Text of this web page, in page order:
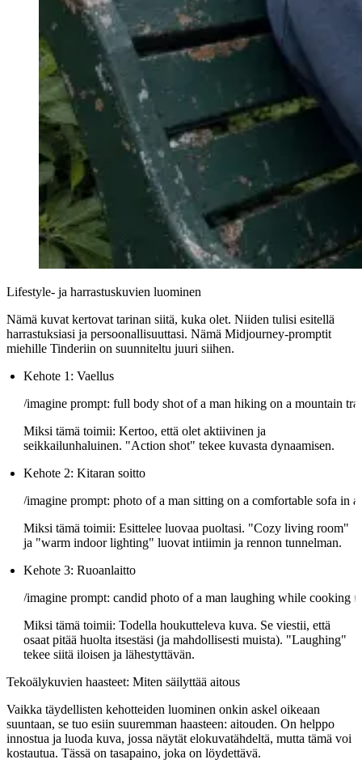
Lifestyle- ja harrastuskuvien luominen
Nämä kuvat kertovat tarinan siitä, kuka olet. Niiden tulisi esitellä
harrastuksiasi ja persoonallisuuttasi. Nämä Midjourney-promptit
miehille Tinderiin on suunniteltu juuri siihen.
Kehote 1: Vaellus
Miksi tämä toimii: Kertoo, että olet aktiivinen ja
seikkailunhaluinen. "Action shot" tekee kuvasta dynaamisen.
Kehote 2: Kitaran soitto
Miksi tämä toimii: Esittelee luovaa puoltasi. "Cozy living room"
ja "warm indoor lighting" luovat intiimin ja rennon tunnelman.
Kehote 3: Ruoanlaitto
Miksi tämä toimii: Todella houkutteleva kuva. Se viestii, että
osaat pitää huolta itsestäsi (ja mahdollisesti muista). "Laughing"
tekee siitä iloisen ja lähestyttävän.
Tekoälykuvien haasteet: Miten säilyttää aitous
Vaikka täydellisten kehotteiden luominen onkin askel oikeaan
suuntaan, se tuo esiin suuremman haasteen: aitouden. On helppo
innostua ja luoda kuva, jossa näytät elokuvatähdeltä, mutta tämä voi
kostautua. Tässä on tasapaino, joka on löydettävä.